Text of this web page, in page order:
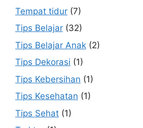
Tempat tidur (7)
Tips Belajar (32)
Tips Belajar Anak (2)
Tips Dekorasi (1)
Tips Kebersihan (1)
Tips Kesehatan (1)
Tips Sehat (1)